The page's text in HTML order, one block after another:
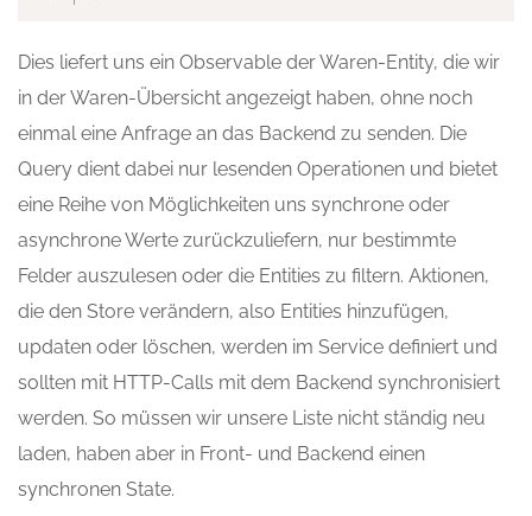
Dies liefert uns ein Observable der Waren-Entity, die wir
in der Waren-Übersicht angezeigt haben, ohne noch
einmal eine Anfrage an das Backend zu senden. Die
Query dient dabei nur lesenden Operationen und bietet
eine Reihe von Möglichkeiten uns synchrone oder
asynchrone Werte zurückzuliefern, nur bestimmte
Felder auszulesen oder die Entities zu filtern. Aktionen,
die den Store verändern, also Entities hinzufügen,
updaten oder löschen, werden im Service definiert und
sollten mit HTTP-Calls mit dem Backend synchronisiert
werden. So müssen wir unsere Liste nicht ständig neu
laden, haben aber in Front- und Backend einen
synchronen State.